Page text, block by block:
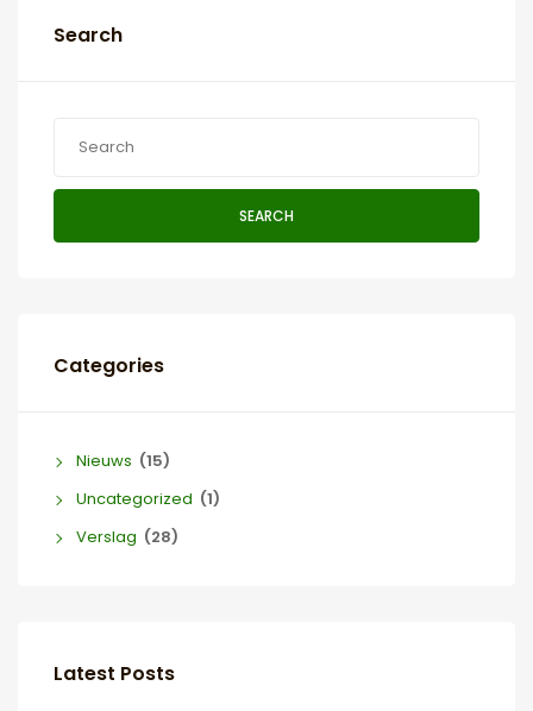
Search
SEARCH
Categories
Nieuws (15)
Uncategorized (1)
Verslag (28)
Latest Posts